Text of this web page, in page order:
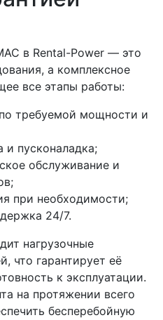
в Rental-Power — это
а комплексное
все этапы работы:
требуемой мощности и
и пусконаладка;
обслуживание и
при необходимости;
24/7.
нагрузочные
что гарантирует её
к эксплуатации.
на протяжении всего
бесперебойную